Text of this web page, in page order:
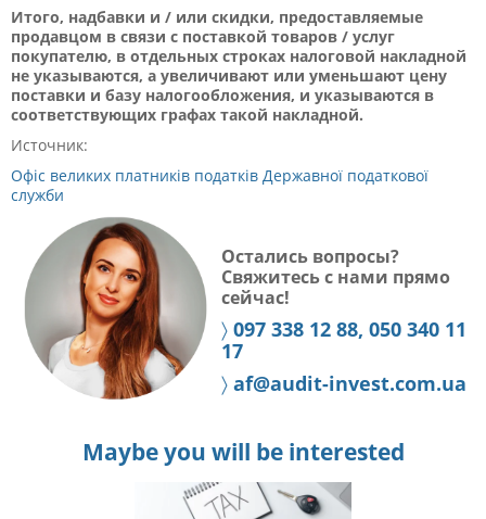
Итого, надбавки и / или скидки, предоставляемые
продавцом в связи с поставкой товаров / услуг
покупателю, в отдельных строках налоговой накладной
не указываются, а увеличивают или уменьшают цену
поставки и базу налогообложения, и указываются в
соответствующих графах такой накладной.
Источник:
Офіс великих платників податків Державної податкової
служби
Остались вопросы?
Свяжитесь с нами прямо
сейчас!
〉 097 338 12 88, 050 340 11
17
〉 af@audit-invest.com.ua
Maybe you will be interested